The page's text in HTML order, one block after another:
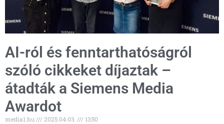
AI-ról és fenntarthatóságról
szóló cikkeket díjaztak –
átadták a Siemens Media
Awardot
media1.hu 2025.04.03. 13:50